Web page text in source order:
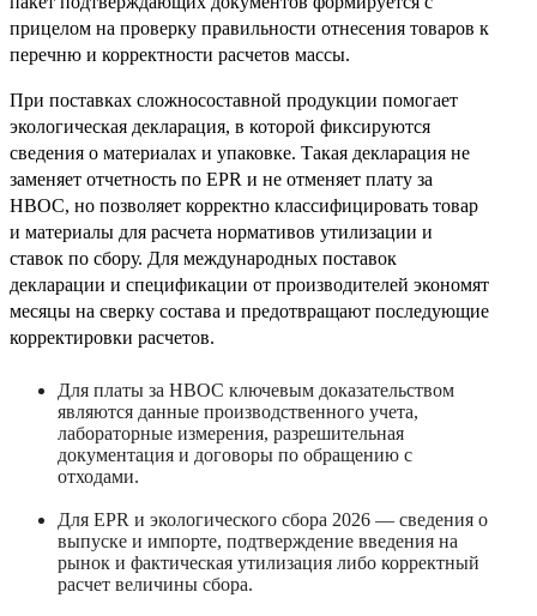
прицелом на проверку правильности отнесения товаров к
перечню и корректности расчетов массы.
При поставках сложносоставной продукции помогает
экологическая декларация, в которой фиксируются
сведения о материалах и упаковке. Такая декларация не
заменяет отчетность по EPR и не отменяет плату за
НВОС, но позволяет корректно классифицировать товар
и материалы для расчета нормативов утилизации и
ставок по сбору. Для международных поставок
декларации и спецификации от производителей экономят
месяцы на сверку состава и предотвращают последующие
корректировки расчетов.
Для платы за НВОС ключевым доказательством
являются данные производственного учета,
лабораторные измерения, разрешительная
документация и договоры по обращению с
отходами.
Для EPR и экологического сбора 2026 — сведения о
выпуске и импорте, подтверждение введения на
рынок и фактическая утилизация либо корректный
расчет величины сбора.